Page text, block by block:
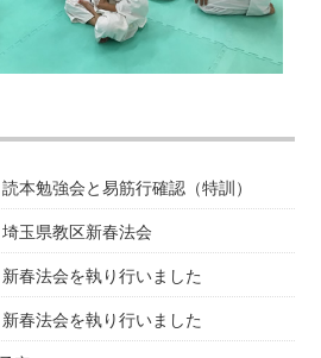
本勉強会と易筋行確認（特訓）
玉県教区新春法会
春法会を執り行いました
春法会を執り行いました